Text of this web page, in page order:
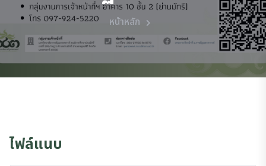
หน้าหลัก
ไฟล์แนบ